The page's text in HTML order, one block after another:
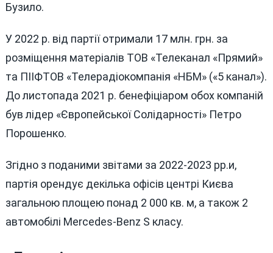
Бузило.
У 2022 р. від партії отримали 17 млн. грн. за
розміщення матеріалів ТОВ «Телеканал «Прямий»
та ПІІФТОВ «Телерадіокомпанія «НБМ» («5 канал»).
До листопада 2021 р. бенефіціаром обох компаній
був лідер «Європейської Солідарності» Петро
Порошенко.
Згідно з поданими звітами за 2022-2023 рр.и,
партія орендує декілька офісів центрі Києва
загальною площею понад 2 000 кв. м, а також 2
автомобілі Mercedes-Benz S класу.